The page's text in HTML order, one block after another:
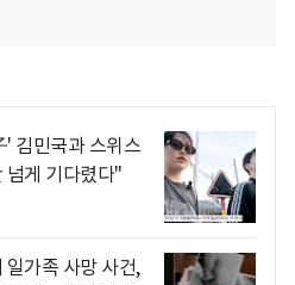
' 김민국과 스위스
넘게 기다렸다"
가족 사망 사건,